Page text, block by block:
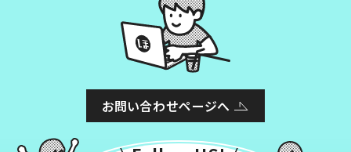
お問い合わせページへ